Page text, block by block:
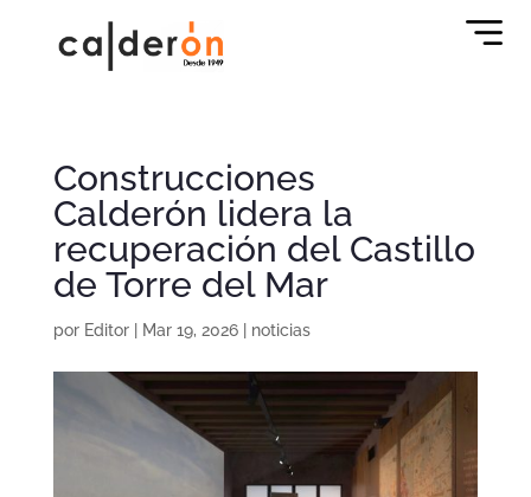
Construcciones
Calderón lidera la
recuperación del Castillo
de Torre del Mar
por Editor| Mar 19, 2026| noticias